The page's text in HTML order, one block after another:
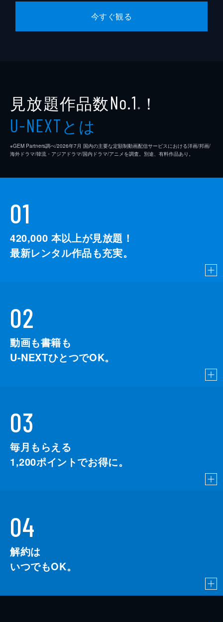
今すぐ観る
見放題作品数No.1 ※ ！
U-NEXTとは
※GEM Partners調べ/2026年7⽉ 国内の主要な定額制動画配信サービスにおける洋画/邦画/
海外ドラマ/韓流・アジアドラマ/国内ドラマ/アニメを調査。別途、有料作品あり。
01
420,000 本以上が見放題！
最新レンタル作品も充実。
02
動画も書籍も
U-NEXTひとつでOK。
03
毎月もらえる
1,200ポイントでお得に。
04
解約は
いつでもOK。